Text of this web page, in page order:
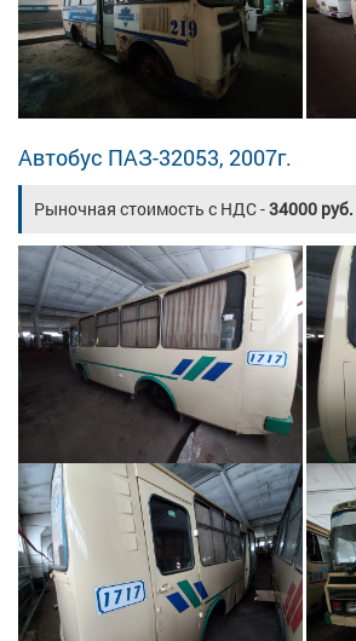
Автобус ПАЗ-32053, 2007г.
Рыночная стоимость с НДС -34000 руб.